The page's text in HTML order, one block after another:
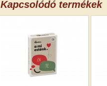
Kapcsolódó termékek